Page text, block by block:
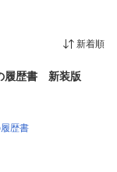
新着順
履歴書 新装版
歴書